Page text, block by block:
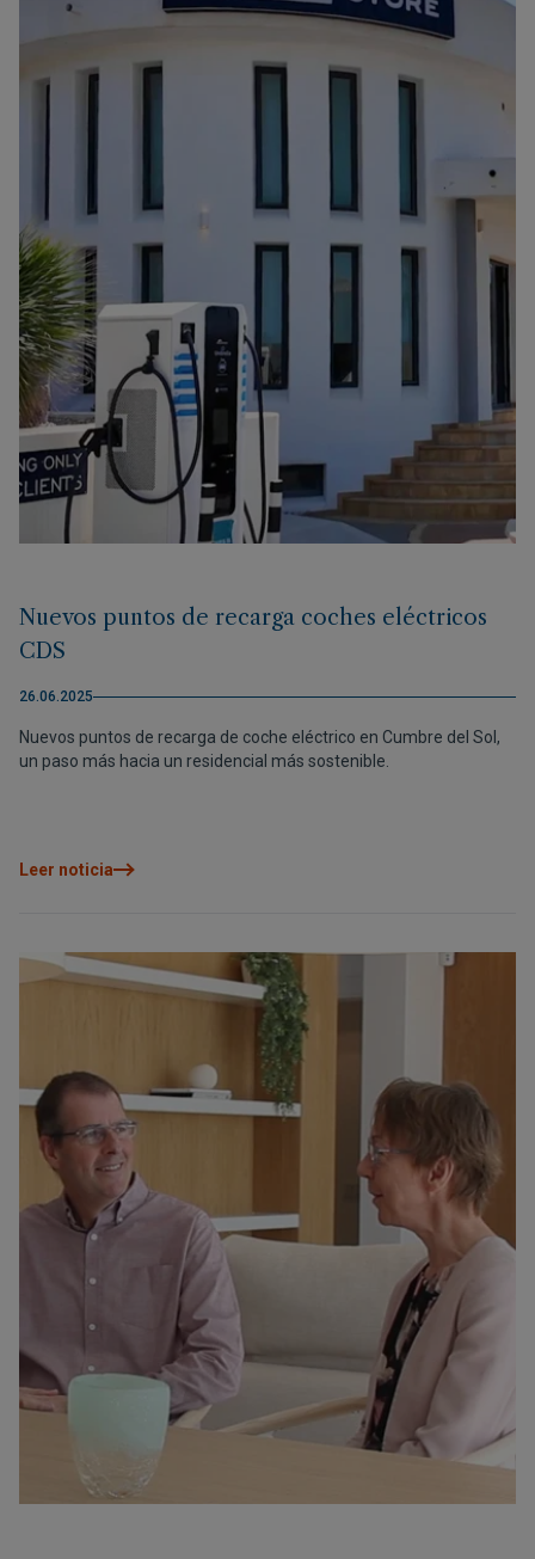
Nuevos puntos de recarga coches eléctricos
CDS
26.06.2025
Nuevos puntos de recarga de coche eléctrico en Cumbre del Sol,
un paso más hacia un residencial más sostenible.
Leer noticia